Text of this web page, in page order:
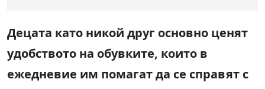
Децата като никой друг основно ценят
удобството на обувките, които в
ежедневие им помагат да се справят с